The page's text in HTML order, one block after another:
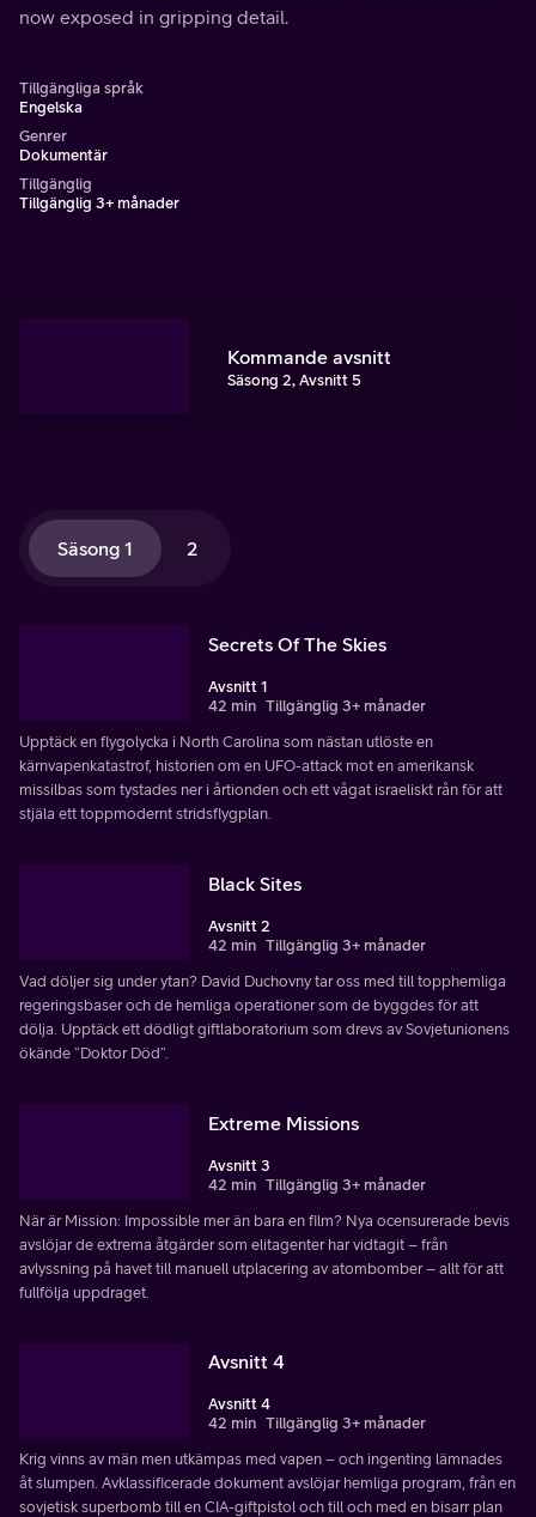
now exposed in gripping detail.
Tillgängliga språk
Engelska
Genrer
Dokumentär
Tillgänglig
Tillgänglig 3+ månader
Kommande avsnitt
Säsong 2, Avsnitt 5
Säsong 1 2
Secrets Of The Skies
Avsnitt 1
42 min Tillgänglig 3+ månader
Upptäck en flygolycka i North Carolina som nästan utlöste en
kärnvapenkatastrof, historien om en UFO-attack mot en amerikansk
missilbas som tystades ner i årtionden och ett vågat israeliskt rån för att
stjäla ett toppmodernt stridsflygplan.
Black Sites
Avsnitt 2
42 min Tillgänglig 3+ månader
Vad döljer sig under ytan? David Duchovny tar oss med till topphemliga
regeringsbaser och de hemliga operationer som de byggdes för att
dölja. Upptäck ett dödligt giftlaboratorium som drevs av Sovjetunionens
ökände ”Doktor Död”.
Extreme Missions
Avsnitt 3
42 min Tillgänglig 3+ månader
När är Mission: Impossible mer än bara en film? Nya ocensurerade bevis
avslöjar de extrema åtgärder som elitagenter har vidtagit – från
avlyssning på havet till manuell utplacering av atombomber – allt för att
fullfölja uppdraget.
Avsnitt 4
Avsnitt 4
42 min Tillgänglig 3+ månader
Krig vinns av män men utkämpas med vapen – och ingenting lämnades
åt slumpen. Avklassificerade dokument avslöjar hemliga program, från en
sovjetisk superbomb till en CIA-giftpistol och till och med en bisarr plan